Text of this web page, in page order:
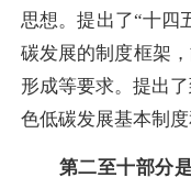
思想。提出了“十四
碳发展的制度框架
形成等要求。提出
色低碳发展基本制度
第二至十部分